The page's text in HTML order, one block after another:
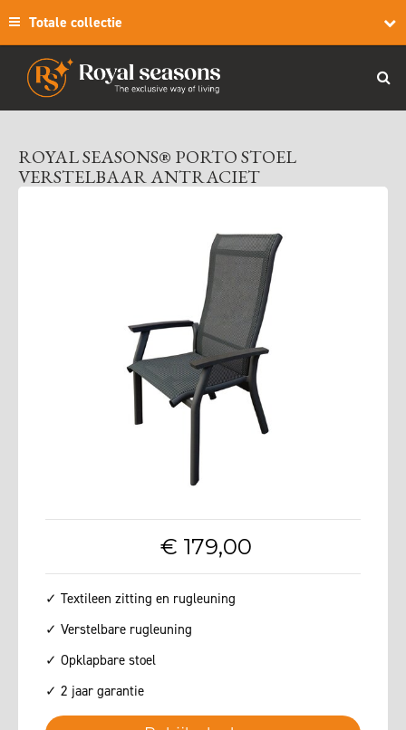
Totale collectie
ROYAL SEASONS® PORTO STOEL
VERSTELBAAR ANTRACIET
€ 179,00
✓ Textileen zitting en rugleuning
✓ Verstelbare rugleuning
✓ Opklapbare stoel
✓ 2 jaar garantie